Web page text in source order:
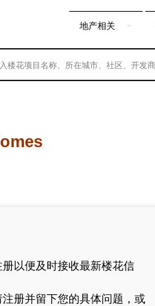
地产相关
以便及时接收最新楼花信
册并留下您的具体问题，或